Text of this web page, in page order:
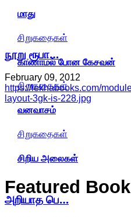
நூறு ரூபா…
February 09, 2012
https://lekhabooks.com/
layout-3gk-is-228.jpg
அறியாத பெ…
மாது
சிறுகதைகள்
காணாமல் போன கேசவன்
சிறுகதைகள்
வனவாசம்
சிறுகதைகள்
சிறிய அலைகள்
Featured